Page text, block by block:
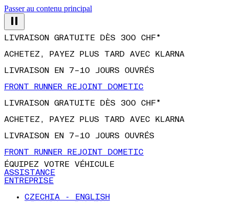
Passer au contenu principal
LIVRAISON GRATUITE DÈS 300 CHF*
ACHETEZ, PAYEZ PLUS TARD AVEC KLARNA
LIVRAISON EN 7–10 JOURS OUVRÉS
FRONT RUNNER REJOINT DOMETIC
LIVRAISON GRATUITE DÈS 300 CHF*
ACHETEZ, PAYEZ PLUS TARD AVEC KLARNA
LIVRAISON EN 7–10 JOURS OUVRÉS
FRONT RUNNER REJOINT DOMETIC
ÉQUIPEZ VOTRE VÉHICULE
ASSISTANCE
ENTREPRISE
CZECHIA - ENGLISH